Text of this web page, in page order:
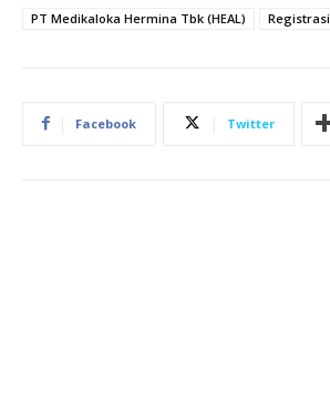
PT Medikaloka Hermina Tbk (HEAL)
Registrasi
Facebook Twitter